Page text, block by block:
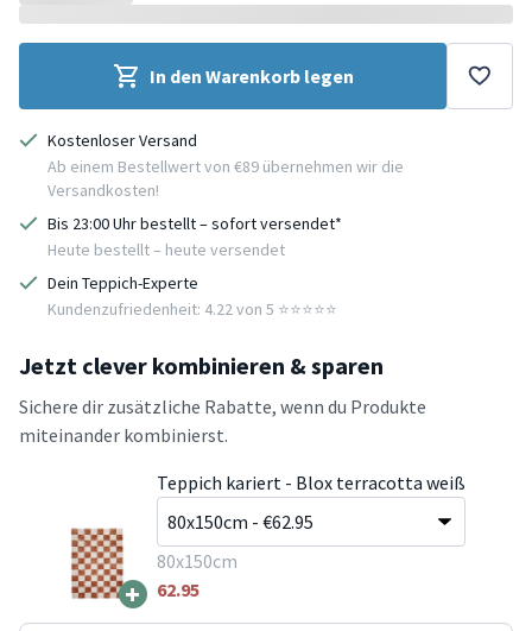
In den Warenkorb legen
Kostenloser Versand
Ab einem Bestellwert von €89 übernehmen wir die
Versandkosten!
Bis 23:00 Uhr bestellt – sofort versendet*
Heute bestellt – heute versendet
Dein Teppich-Experte
Kundenzufriedenheit: 4.22 von 5 ⭐️⭐️⭐️⭐️⭐️
Jetzt clever kombinieren & sparen
Sichere dir zusätzliche Rabatte, wenn du Produkte
miteinander kombinierst.
+
Teppich kariert - Blox terracotta weiß
80x150cm
62.95